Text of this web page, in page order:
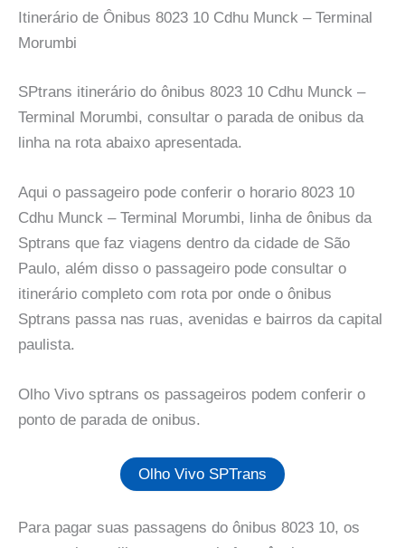
Itinerário de Ônibus 8023 10 Cdhu Munck – Terminal
Morumbi
SPtrans itinerário do ônibus 8023 10 Cdhu Munck –
Terminal Morumbi, consultar o parada de onibus da
linha na rota abaixo apresentada.
Aqui o passageiro pode conferir o horario 8023 10
Cdhu Munck – Terminal Morumbi, linha de ônibus da
Sptrans que faz viagens dentro da cidade de São
Paulo, além disso o passageiro pode consultar o
itinerário completo com rota por onde o ônibus
Sptrans passa nas ruas, avenidas e bairros da capital
paulista.
Olho Vivo sptrans os passageiros podem conferir o
ponto de parada de onibus.
Olho Vivo SPTrans
Para pagar suas passagens do ônibus 8023 10, os